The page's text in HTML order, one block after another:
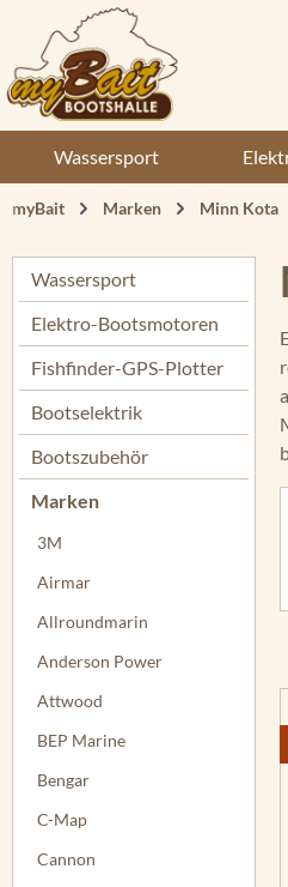
Hauptinhalt springen
Zur Suche springen
Zur Hauptnavigation springen
Wassersport
myBait Marken Minn Kota
Wassersport
Elektro-Bootsmotoren
Fishfinder-GPS-Plotter
Bootselektrik
Bootszubehör
Marken
3M
Airmar
Allroundmarin
Anderson Power
Attwood
BEP Marine
Bengar
C-Map
Cannon